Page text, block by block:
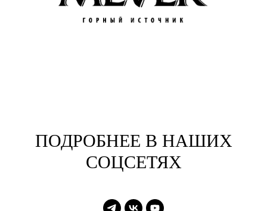
ПОДРОБНЕЕ В НАШИХ
СОЦСЕТЯХ